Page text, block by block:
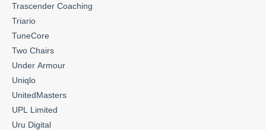
Trascender Coaching
Triario
TuneCore
Two Chairs
Under Armour
Uniqlo
UnitedMasters
UPL Limited
Uru Digital